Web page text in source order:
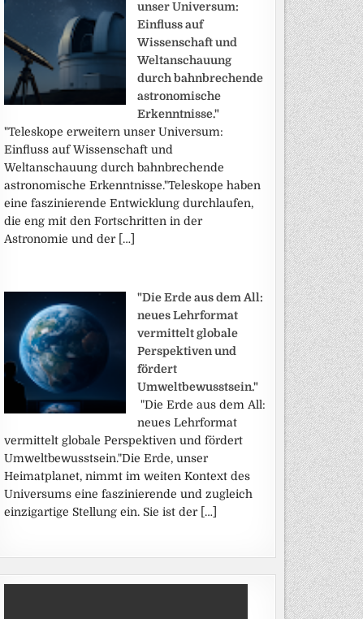
unser Universum:
Einfluss auf
Wissenschaft und
Weltanschauung
durch bahnbrechende
astronomische
Erkenntnisse."
"Teleskope erweitern unser Universum:
Einfluss auf Wissenschaft und
Weltanschauung durch bahnbrechende
astronomische Erkenntnisse."Teleskope haben
eine faszinierende Entwicklung durchlaufen,
die eng mit den Fortschritten in der
Astronomie und der […]
"Die Erde aus dem All:
neues Lehrformat
vermittelt globale
Perspektiven und
fördert
Umweltbewusstsein."
"Die Erde aus dem All:
neues Lehrformat
vermittelt globale Perspektiven und fördert
Umweltbewusstsein."Die Erde, unser
Heimatplanet, nimmt im weiten Kontext des
Universums eine faszinierende und zugleich
einzigartige Stellung ein. Sie ist der […]